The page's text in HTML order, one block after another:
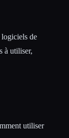
logiciels de
à utiliser,
utiliser